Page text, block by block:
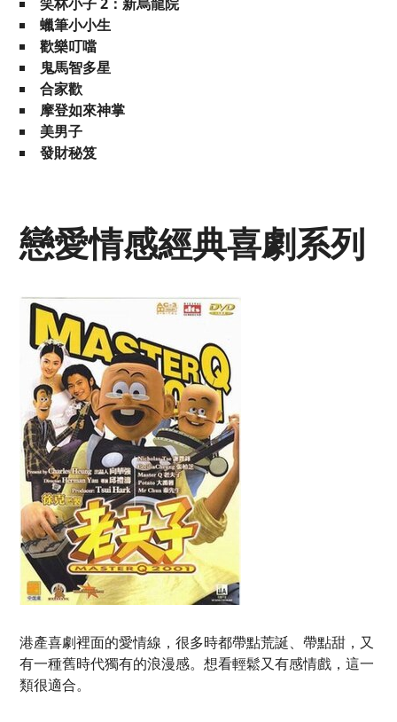
蠟筆小小生
歡樂叮噹
鬼馬智多星
合家歡
摩登如來神掌
美男子
發財秘笈
戀愛情感經典喜劇系列
港產喜劇裡面的愛情線，很多時都帶點荒誕、帶點甜，又
有一種舊時代獨有的浪漫感。想看輕鬆又有感情戲，這一
類很適合。